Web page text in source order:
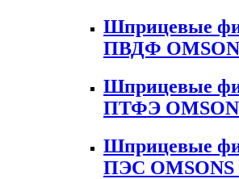
Шприцевые
ПВДФ
Шприцевые
ПТФЭ
Шприцевые
ПЭС OMSONS